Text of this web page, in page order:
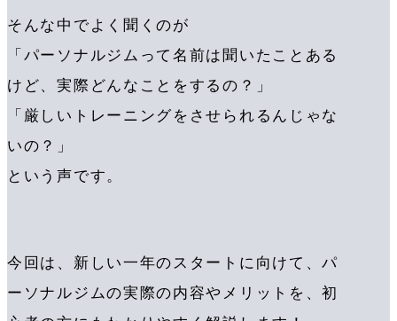
そんな中でよく聞くのが
「パーソナルジムって名前は聞いたことある
けど、実際どんなことをするの？」
「厳しいトレーニングをさせられるんじゃな
いの？」
という声です。
今回は、新しい一年のスタートに向けて、パ
ーソナルジムの実際の内容やメリットを、初